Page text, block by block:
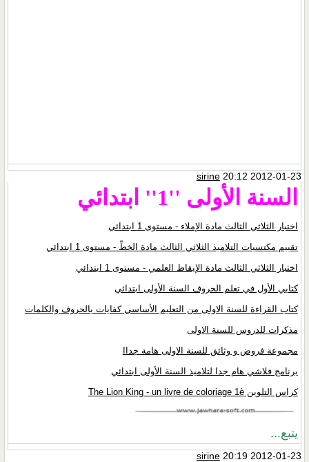
sirine20:12 2012-01-23
السنة الأولى ''1'' ابتدائي
اختبار الثلاثي الثالث مادة الإملاء - مستوى 1 ابتدائي
تقييم مكتسبات التلاميذ الثلاثي الثالث مادة الخطّ - مستوى 1 ابتدائي
اختبار الثلاثي الثالث مادة الإيقاظ العلمي - مستوى 1 ابتدائي
كتابي الأول في تعلم الحروف السنة الأولى ابتدائي
كتاب القراءة للسنة الاولى من التعليم الأساسي كفايات بالحروف والكلمات
مذكرات للدروس للسنة الاولى
مجموعة فروض و وثائق للسنة الاولى هامة جداا
برنامج فلاشي هام جدا لتلاميذ السنة الأولى ابتدائي
كراس التلوين The Lion King - un livre de coloriage 1è
يتبع...
sirine20:19 2012-01-23